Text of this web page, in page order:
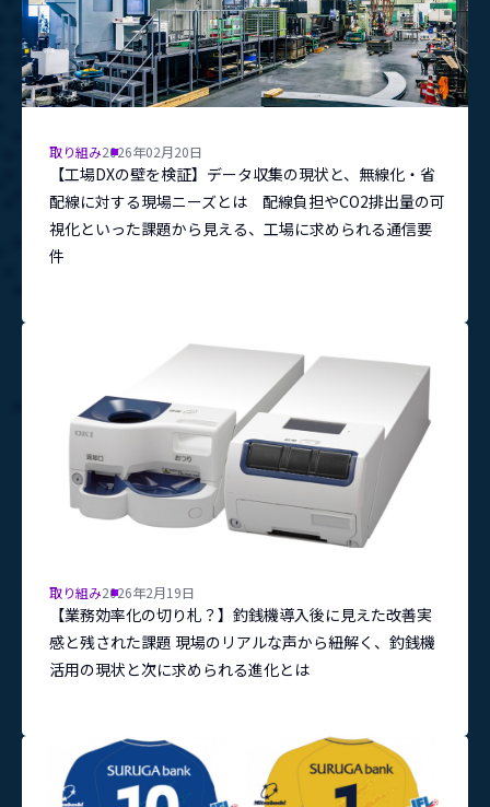
取り組み2026年02月20日
【工場DXの壁を検証】データ収集の現状と、無線化・省
配線に対する現場ニーズとは 配線負担やCO2排出量の可
視化といった課題から見える、工場に求められる通信要
件
取り組み2026年2月19日
【業務効率化の切り札？】釣銭機導入後に見えた改善実
感と残された課題 現場のリアルな声から紐解く、釣銭機
活用の現状と次に求められる進化とは